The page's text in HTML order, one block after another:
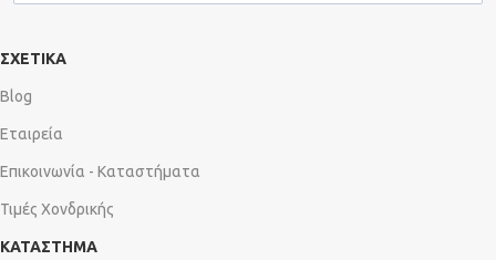
ΣΧΕΤΙΚΑ
Blog
Εταιρεία
Επικοινωνία - Καταστήματα
Τιμές Χονδρικής
ΚΑΤΑΣΤΗΜΑ